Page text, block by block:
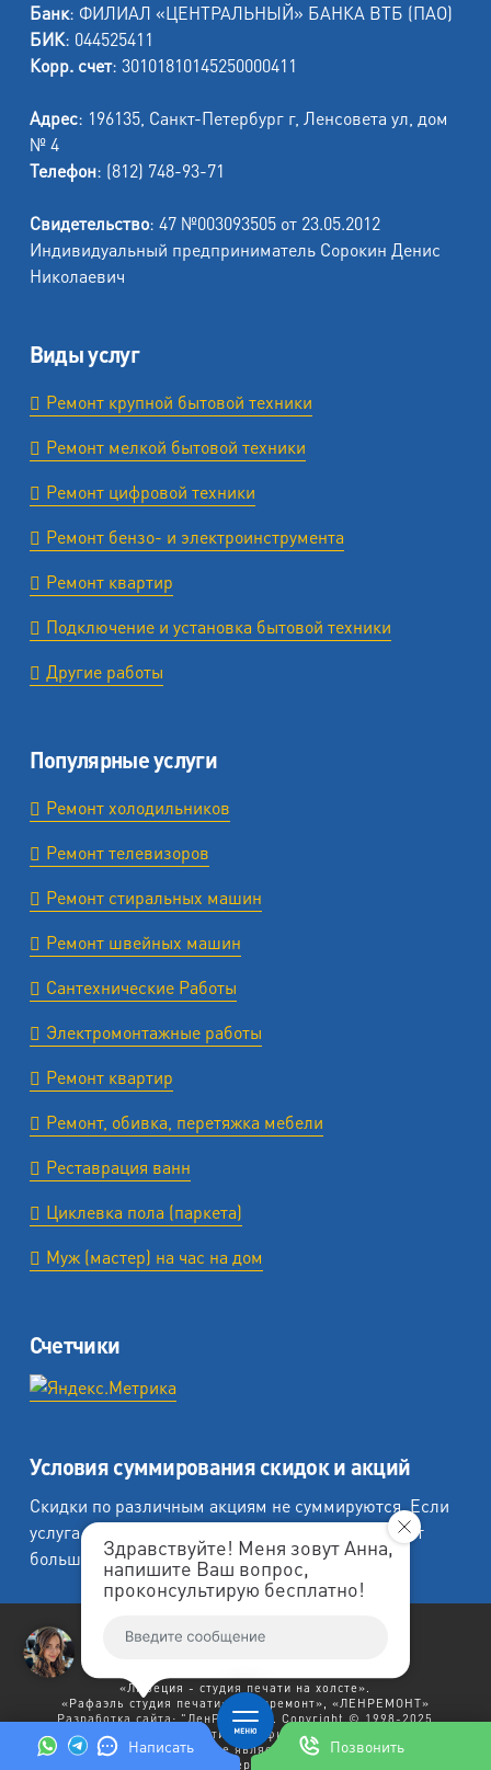
Написать Позвонить
Здравствуйте! Меня зовут Анна,
напишите Ваш вопрос,
проконсультирую бесплатно!
Банк: ФИЛИАЛ «ЦЕНТРАЛЬНЫЙ» БАНКА ВТБ (ПАО)
БИК: 044525411
Корр. счет: 30101810145250000411
Адрес: 196135, Санкт-Петербург г, Ленсовета ул, дом
№ 4
Телефон: (812) 748-93-71
Свидетельство: 47 №003093505 от 23.05.2012
Индивидуальный предприниматель Сорокин Денис
Николаевич
Виды услуг
Ремонт крупной бытовой техники
Ремонт мелкой бытовой техники
Ремонт цифровой техники
Ремонт бензо- и электроинструмента
Ремонт квартир
Подключение и установка бытовой техники
Другие работы
Популярные услуги
Ремонт холодильников
Ремонт телевизоров
Ремонт стиральных машин
Ремонт швейных машин
Сантехнические Работы
Электромонтажные работы
Ремонт квартир
Ремонт, обивка, перетяжка мебели
Реставрация ванн
Циклевка пола (паркета)
Муж (мастер) на час на дом
Счетчики
Условия суммирования скидок и акций
Скидки по различным акциям не суммируются. Если
услуга подпадает под несколько акций, действует
большая из скидок.
«Любеция - студия печати на холсте».
«Рафаэль студия печати», «Ленремонт», «ЛЕНРЕМОНТ»
Разработка сайта: " ЛенРеклама
". Copyright © 1998-2025
Ленремонт.
Политика конфиденциальности.
Заявленный выше текст не является договором публичной
оферты.